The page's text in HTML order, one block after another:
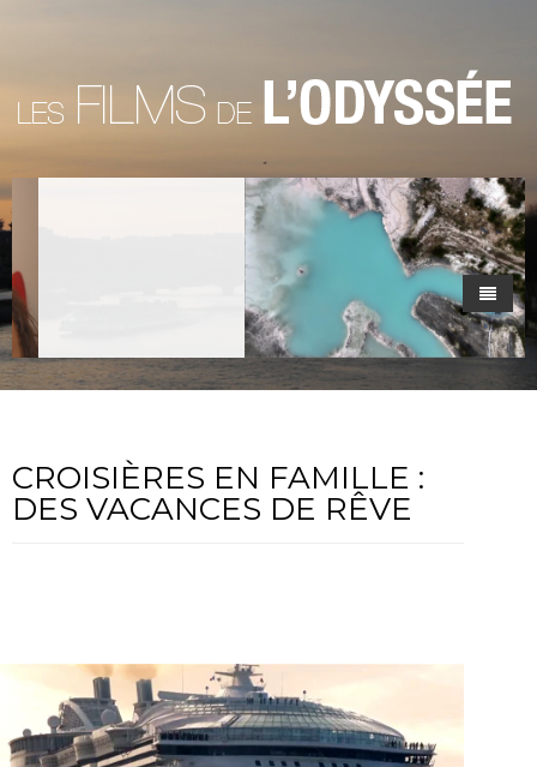
Accueil
Nos partenaires
CROISIÈRES EN FAMILLE :
DES VACANCES DE RÊVE